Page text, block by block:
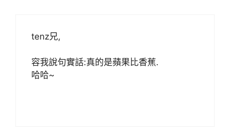
tenz兄,
容我說句實話:真的是蘋果比香蕉.
哈哈~